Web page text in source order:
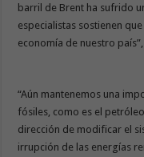
barril de Brent ha sufrido
especialistas sostienen
economía de nuestro
“Aún mantenemos una
fósiles, como es el
dirección de modificar el
irrupción de las energías